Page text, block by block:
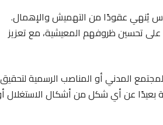
يُنهي عقودًا من التهميش والإهمال.
على تحسين ظروفهم المعيشية، مع تعزيز
المدني أو المناصب الرسمية لتحقيق
بعيدًا عن أي شكل من أشكال الاستغلال